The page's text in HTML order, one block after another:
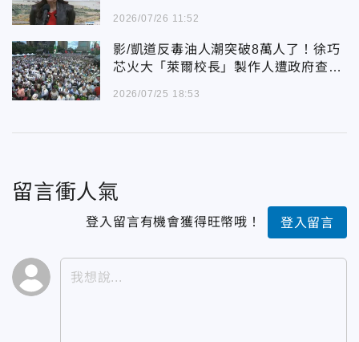
2026/07/26 11:52
影/凱道反毒油人潮突破8萬人了！徐巧
芯火大「萊爾校長」製作人遭政府查水
2026/07/25 18:53
留言衝人氣
登入留言有機會獲得旺幣哦！ 登入留言